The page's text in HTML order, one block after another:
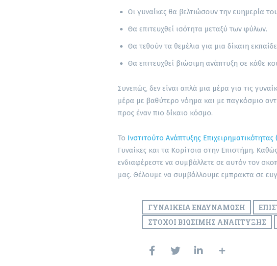
Οι γυναίκες θα βελτιώσουν την ευημερία
Θα επιτευχθεί ισότητα μεταξύ των φύλων.
Θα τεθούν τα θεμέλια για μια δίκαιη
Θα επιτευχθεί βιώσιμη ανάπτυξη σε κάθε
Συνεπώς, δεν είναι απλά μια μέρα για τις
μέρα με βαθύτερο νόημα και με παγκόσμιο
προς έναν πιο δίκαιο κόσμο.
Το Ινστιτούτο Ανάπτυξης Επιχειρηματικότητας
Γυναίκες και τα Κορίτσια στην Επιστήμη.
ενδιαφέρεστε να συμβάλλετε σε αυτόν τον
μας. Θέλουμε να συμβάλλουμε εμπρακτα σε
ΓΥΝΑΙΚΕΊΑ ΕΝΔΥΝΆΜΩΣΗ
ΣΤΌΧΟΙ ΒΙΏΣΙΜΗΣ ΑΝΆΠΤΥΞΗΣ